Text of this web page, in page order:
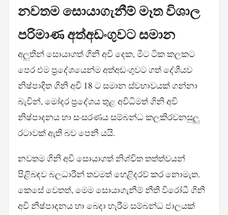
නවතම සොයාගැනීම් මෑත විශාල
පරිමාණ අත්අඩංගුවට සමාන
අලුතින් සොයාගත් ගිනි අවි දෙක, මීට ටික කලකට
පෙර එම ප්‍රදේශයෙන්ම අත්අඩංගුවට ගත් දේශීයව
නිෂ්පාදිත ගිනි අවි 18 ට සමාන ස්වභාවයක් ගන්නා
බැවින්, මෝදර ප්‍රදේශය තුළ අවිධිමත් ගිනි අවි
නිෂ්පාදනය හා සංසරණය සම්බන්ධ කලකිරවනසුලු
රටාවක් ඇති බව පෙනී යයි.
නවතම ගිනි අවි සොයාගත් නිශ්චිත තත්ත්වයන්
පිළිබඳව බලධාරීන් තවමත් හෙළිදරව් කර නොමැත.
කෙසේ වෙතත්, මෙම සොයාගැනීම් නීති විරෝධී ගිනි
අවි නිෂ්පාදනය හා බෙදා හැරීම සම්බන්ධ ජාලයක්